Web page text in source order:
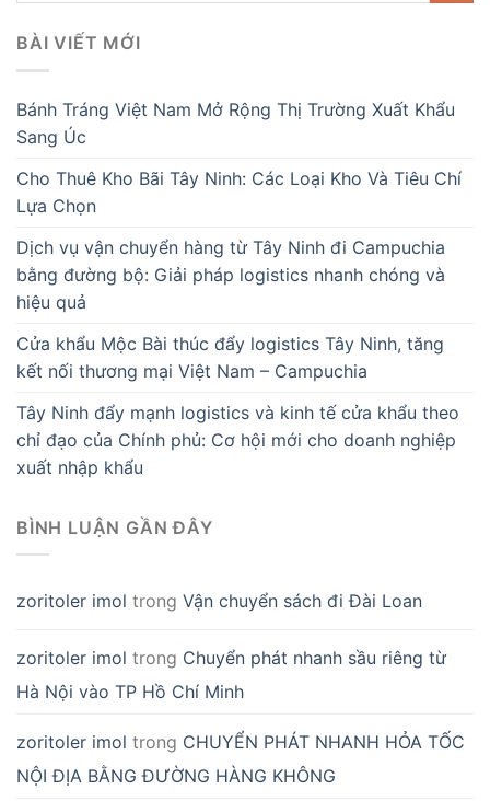
BÀI VIẾT MỚI
Bánh Tráng Việt Nam Mở Rộng Thị Trường Xuất Khẩu
Sang Úc
Cho Thuê Kho Bãi Tây Ninh: Các Loại Kho Và Tiêu Chí
Lựa Chọn
Dịch vụ vận chuyển hàng từ Tây Ninh đi Campuchia
bằng đường bộ: Giải pháp logistics nhanh chóng và
hiệu quả
Cửa khẩu Mộc Bài thúc đẩy logistics Tây Ninh, tăng
kết nối thương mại Việt Nam – Campuchia
Tây Ninh đẩy mạnh logistics và kinh tế cửa khẩu theo
chỉ đạo của Chính phủ: Cơ hội mới cho doanh nghiệp
xuất nhập khẩu
BÌNH LUẬN GẦN ĐÂY
zoritoler imol trong Vận chuyển sách đi Đài Loan
zoritoler imol trong Chuyển phát nhanh sầu riêng từ
Hà Nội vào TP Hồ Chí Minh
zoritoler imol trong CHUYỂN PHÁT NHANH HỎA TỐC
NỘI ĐỊA BẰNG ĐƯỜNG HÀNG KHÔNG